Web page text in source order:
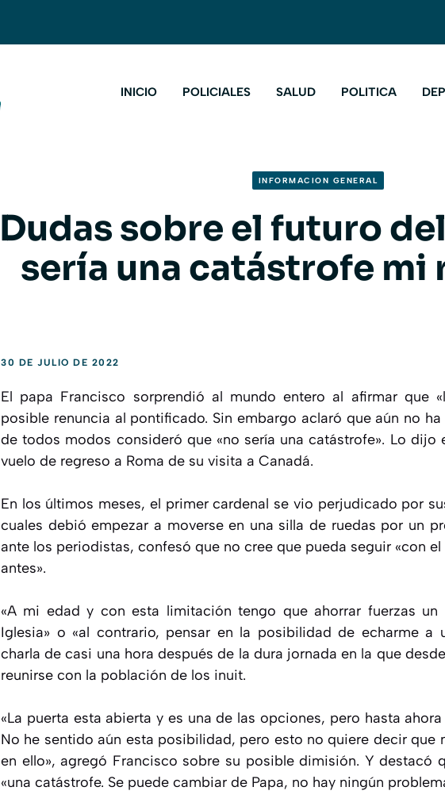
INICIO POLICIALES SALUD POLITICA
INFORMACION GENERAL
Dudas sobre el futuro
sería una catástrofe mi
30 DE JULIO DE 2022
El papa Francisco sorprendió al mundo entero al afirmar que
posible renuncia al pontificado. Sin embargo aclaró que aún no
de todos modos consideró que «no sería una catástrofe». Lo dijo
vuelo de regreso a Roma de su visita a Canadá.
En los últimos meses, el primer cardenal se vio perjudicado por
cuales debió empezar a moverse en una silla de ruedas por un
ante los periodistas, confesó que no cree que pueda seguir «con
antes».
«A mi edad y con esta limitación tengo que ahorrar fuerzas
Iglesia» o «al contrario, pensar en la posibilidad de echarme a
charla de casi una hora después de la dura jornada en la que
reunirse con la población de los inuit.
«La puerta esta abierta y es una de las opciones, pero hasta
No he sentido aún esta posibilidad, pero esto no quiere decir que
en ello», agregó Francisco sobre su posible dimisión. Y destacó
«una catástrofe. Se puede cambiar de Papa, no hay ningún